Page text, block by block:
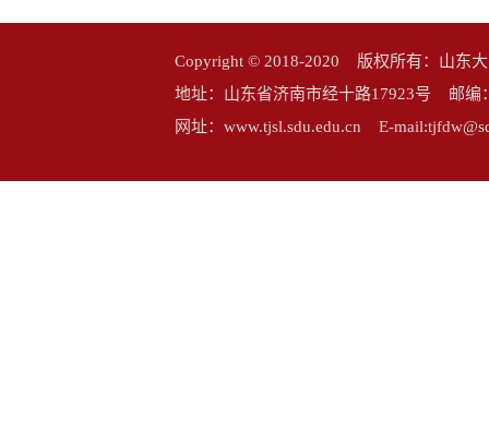
Copyright © 2018-2020 版权所有：山东
地址：山东省济南市经十路17923号 邮
网址：www.tjsl.sdu.edu.cn E-